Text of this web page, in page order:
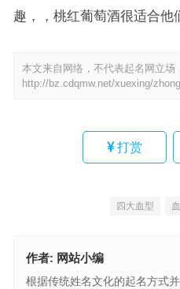
趣，，桃红葡萄酒很适合他
本文来自网络，不代表起名网立场
http://bz.cdqmw.net/xuexing/
打赏
四大血型
作者: 网站小编
根据传统姓名文化的起名方式